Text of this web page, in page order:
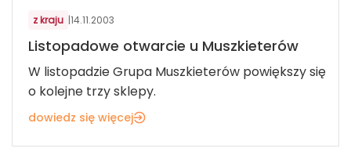
z kraju |14.11.2003
Listopadowe otwarcie u Muszkieterów
W listopadzie Grupa Muszkieterów powiększy się
o kolejne trzy sklepy.
dowiedz się więcej
Z KRAJU